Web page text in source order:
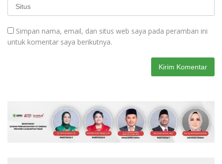
Simpan nama, email, dan situs web saya pada peramban ini
untuk komentar saya berikutnya.